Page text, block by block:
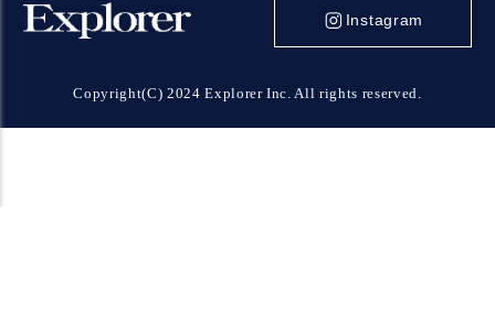
Instagram
Copyright(C) 2024 Explorer Inc. All rights reserved.